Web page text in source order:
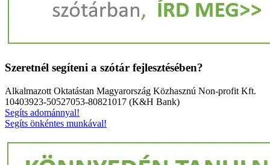
Szeretnél segíteni a szótár fejlesztésében?
Alkalmazott Oktatástan Magyarország Közhasznú Non-profit Kft.
10403923-50527053-80821017 (K&H Bank)
Segíts adománnyal!
Segíts önkéntes munkával!